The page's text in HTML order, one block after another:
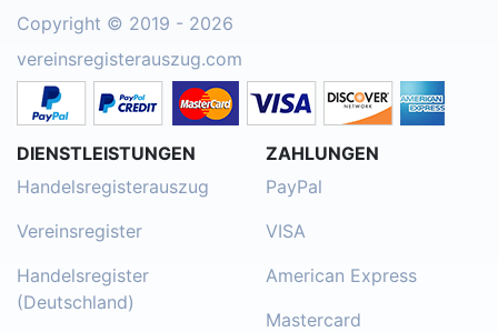
Copyright © 2019 - 2026
vereinsregisterauszug.com
DIENSTLEISTUNGEN
Handelsregisterauszug
Vereinsregister
Handelsregister
(Deutschland)
ZAHLUNGEN
PayPal
VISA
American Express
Mastercard